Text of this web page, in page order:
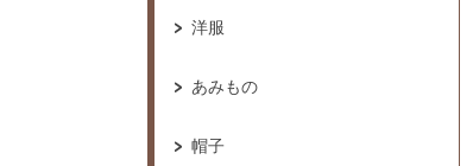
洋服
あみもの
帽子